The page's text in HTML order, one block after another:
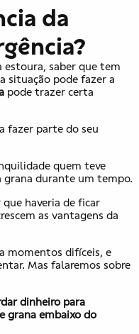
da
estoura, saber que tem
situação pode fazer a
pode trazer certa
fazer parte do seu
quem teve
grana durante um tempo.
que haveria de ficar
as vantagens da
momentos difíceis, e
Mas falaremos sobre
dinheiro para
grana embaixo do